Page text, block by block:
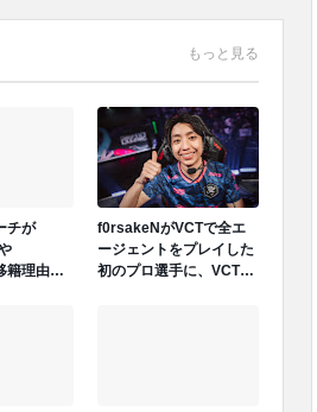
もっと見る
チが
籍理由を
f0rsakeNがVCTで全エ
ージェントをプレイした
初のプロ選手に、VCT